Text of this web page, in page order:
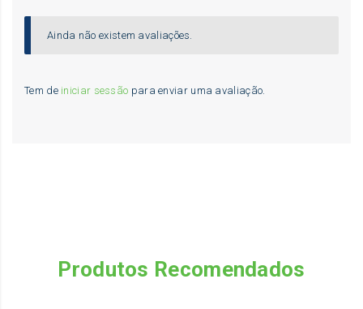
Ainda não existem avaliações.
Tem de iniciar sessão para enviar uma avaliação.
Produtos Recomendados